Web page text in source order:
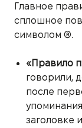
Главное
сплошное
символом ®.
«Правило
говорили,
после
заголовке